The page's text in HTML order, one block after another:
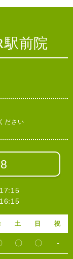
駅前院
ださい
土 日 祝
〇 〇 -